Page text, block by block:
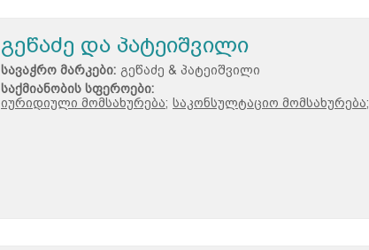
გეწაძე და პატეიშვილი
სავაჭრო მარკები: გეწაძე & პატეიშვილი
საქმიანობის სფეროები:
იურიდიული მომსახურება; საკონსულტაციო მომსახურება;